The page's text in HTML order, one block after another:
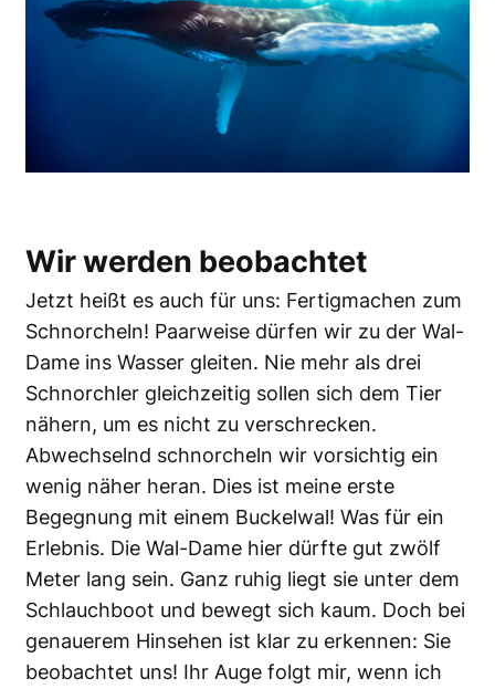
Wir werden beobachtet
Jetzt heißt es auch für uns: Fertigmachen zum
Schnorcheln! Paarweise dürfen wir zu der Wal-
Dame ins Wasser gleiten. Nie mehr als drei
Schnorchler gleichzeitig sollen sich dem Tier
nähern, um es nicht zu verschrecken.
Abwechselnd schnorcheln wir vorsichtig ein
wenig näher heran. Dies ist meine erste
Begegnung mit einem Buckelwal! Was für ein
Erlebnis. Die Wal-Dame hier dürfte gut zwölf
Meter lang sein. Ganz ruhig liegt sie unter dem
Schlauchboot und bewegt sich kaum. Doch bei
genauerem Hinsehen ist klar zu erkennen: Sie
beobachtet uns! Ihr Auge folgt mir, wenn ich